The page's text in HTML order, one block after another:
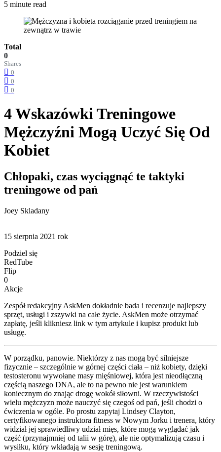
5 minute read
Total
0
Shares
0
0
0
4 Wskazówki Treningowe
Mężczyźni Mogą Uczyć Się Od
Kobiet
Chłopaki, czas wyciągnąć te taktyki
treningowe od pań
Joey Skladany
15 sierpnia 2021 rok
Podziel się
RedTube
Flip
0
Akcje
Zespół redakcyjny AskMen dokładnie bada i recenzuje najlepszy
sprzęt, usługi i zszywki na całe życie. AskMen może otrzymać
zapłatę, jeśli klikniesz link w tym artykule i kupisz produkt lub
usługę.
W porządku, panowie. Niektórzy z nas mogą być silniejsze
fizycznie – szczególnie w górnej części ciała – niż kobiety, dzięki
testosteronu wywołane masy mięśniowej, która jest nieodłączną
częścią naszego DNA, ale to na pewno nie jest warunkiem
koniecznym do znając drogę wokół siłowni. W rzeczywistości
wielu mężczyzn może nauczyć się czegoś od pań, jeśli chodzi o
ćwiczenia w ogóle. Po prostu zapytaj Lindsey Clayton,
certyfikowanego instruktora fitness w Nowym Jorku i trenera, który
widział jej sprawiedliwy udział mięs, które mogą wyglądać jak
część (przynajmniej od talii w górę), ale nie optymalizują czasu i
wysiłku, który wkładają w sesję treningową.